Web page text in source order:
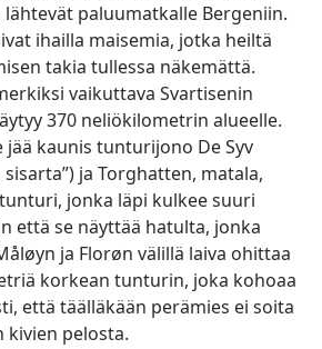
paluumatkalle Bergeniin.
ihailla maisemia, jotka heiltä
takia tullessa näkemättä.
vaikuttava Svartisenin
370 neliökilometrin alueelle.
jää kaunis tunturijono De Syv
sisarta”) ja Torghatten, matala,
jonka läpi kulkee suuri
että se näyttää hatulta, jonka
ja Florøn välillä laiva ohittaa
korkean tunturin, joka kohoaa
että täälläkään perämies ei soita
kivien pelosta.